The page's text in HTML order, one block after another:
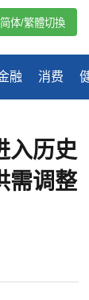
融 消费
简体/繁體切換
入历史
需调整